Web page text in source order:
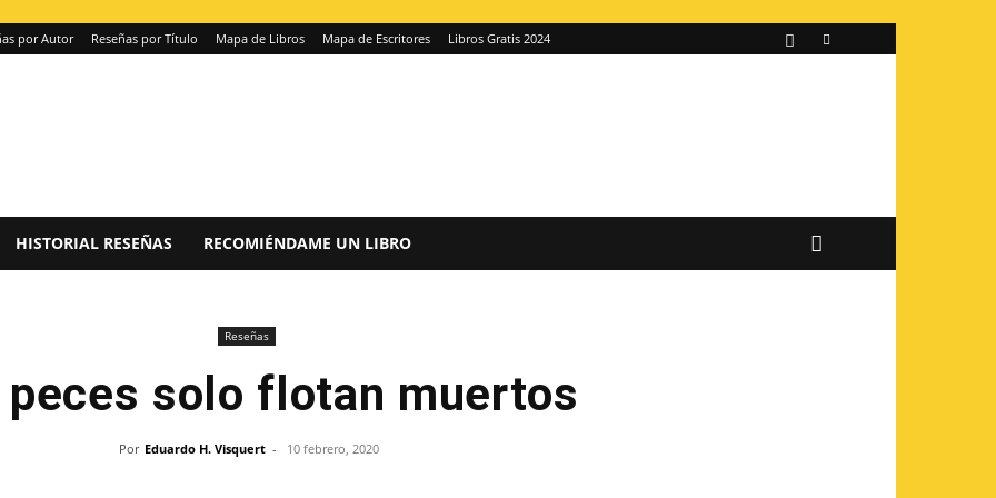
por Autor Reseñas por Título Mapa de Libros Mapa de Escritores Libros Gratis 2024
HISTORIAL RESEÑAS RECOMIÉNDAME UN LIBRO
Reseñas
peces solo flotan muertos
Por Eduardo H. Visquert - 10 febrero, 2020